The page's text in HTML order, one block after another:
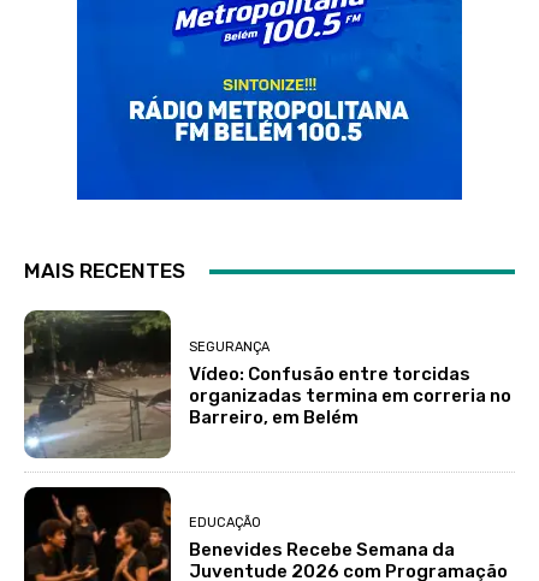
MAIS RECENTES
SEGURANÇA
Vídeo: Confusão entre torcidas
organizadas termina em correria no
Barreiro, em Belém
EDUCAÇÃO
Benevides Recebe Semana da
Juventude 2026 com Programação